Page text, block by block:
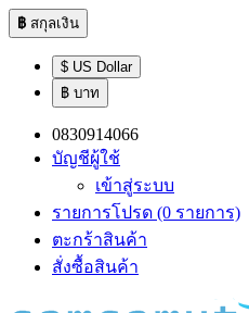
฿ สกุลเงิน
$ US Dollar
฿ บาท
0830914066
บัญชีผู้ใช้
เข้าสู่ระบบ
รายการโปรด (0 รายการ)
ตะกร้าสินค้า
สั่งซื้อสินค้า